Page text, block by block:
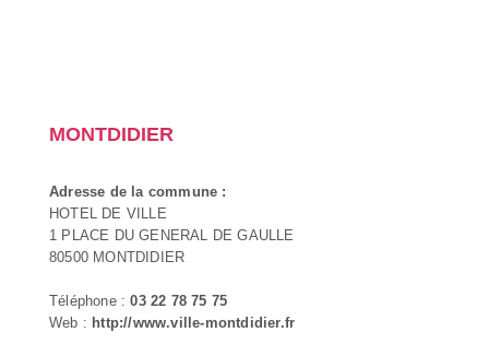
MONTDIDIER
Adresse de la commune :
HOTEL DE VILLE
1 PLACE DU GENERAL DE GAULLE
80500 MONTDIDIER
Téléphone :03 22 78 75 75
Web : http://www.ville-montdidier.fr